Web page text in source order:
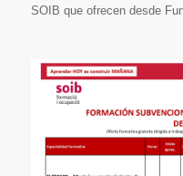
SOIB que ofrecen desde